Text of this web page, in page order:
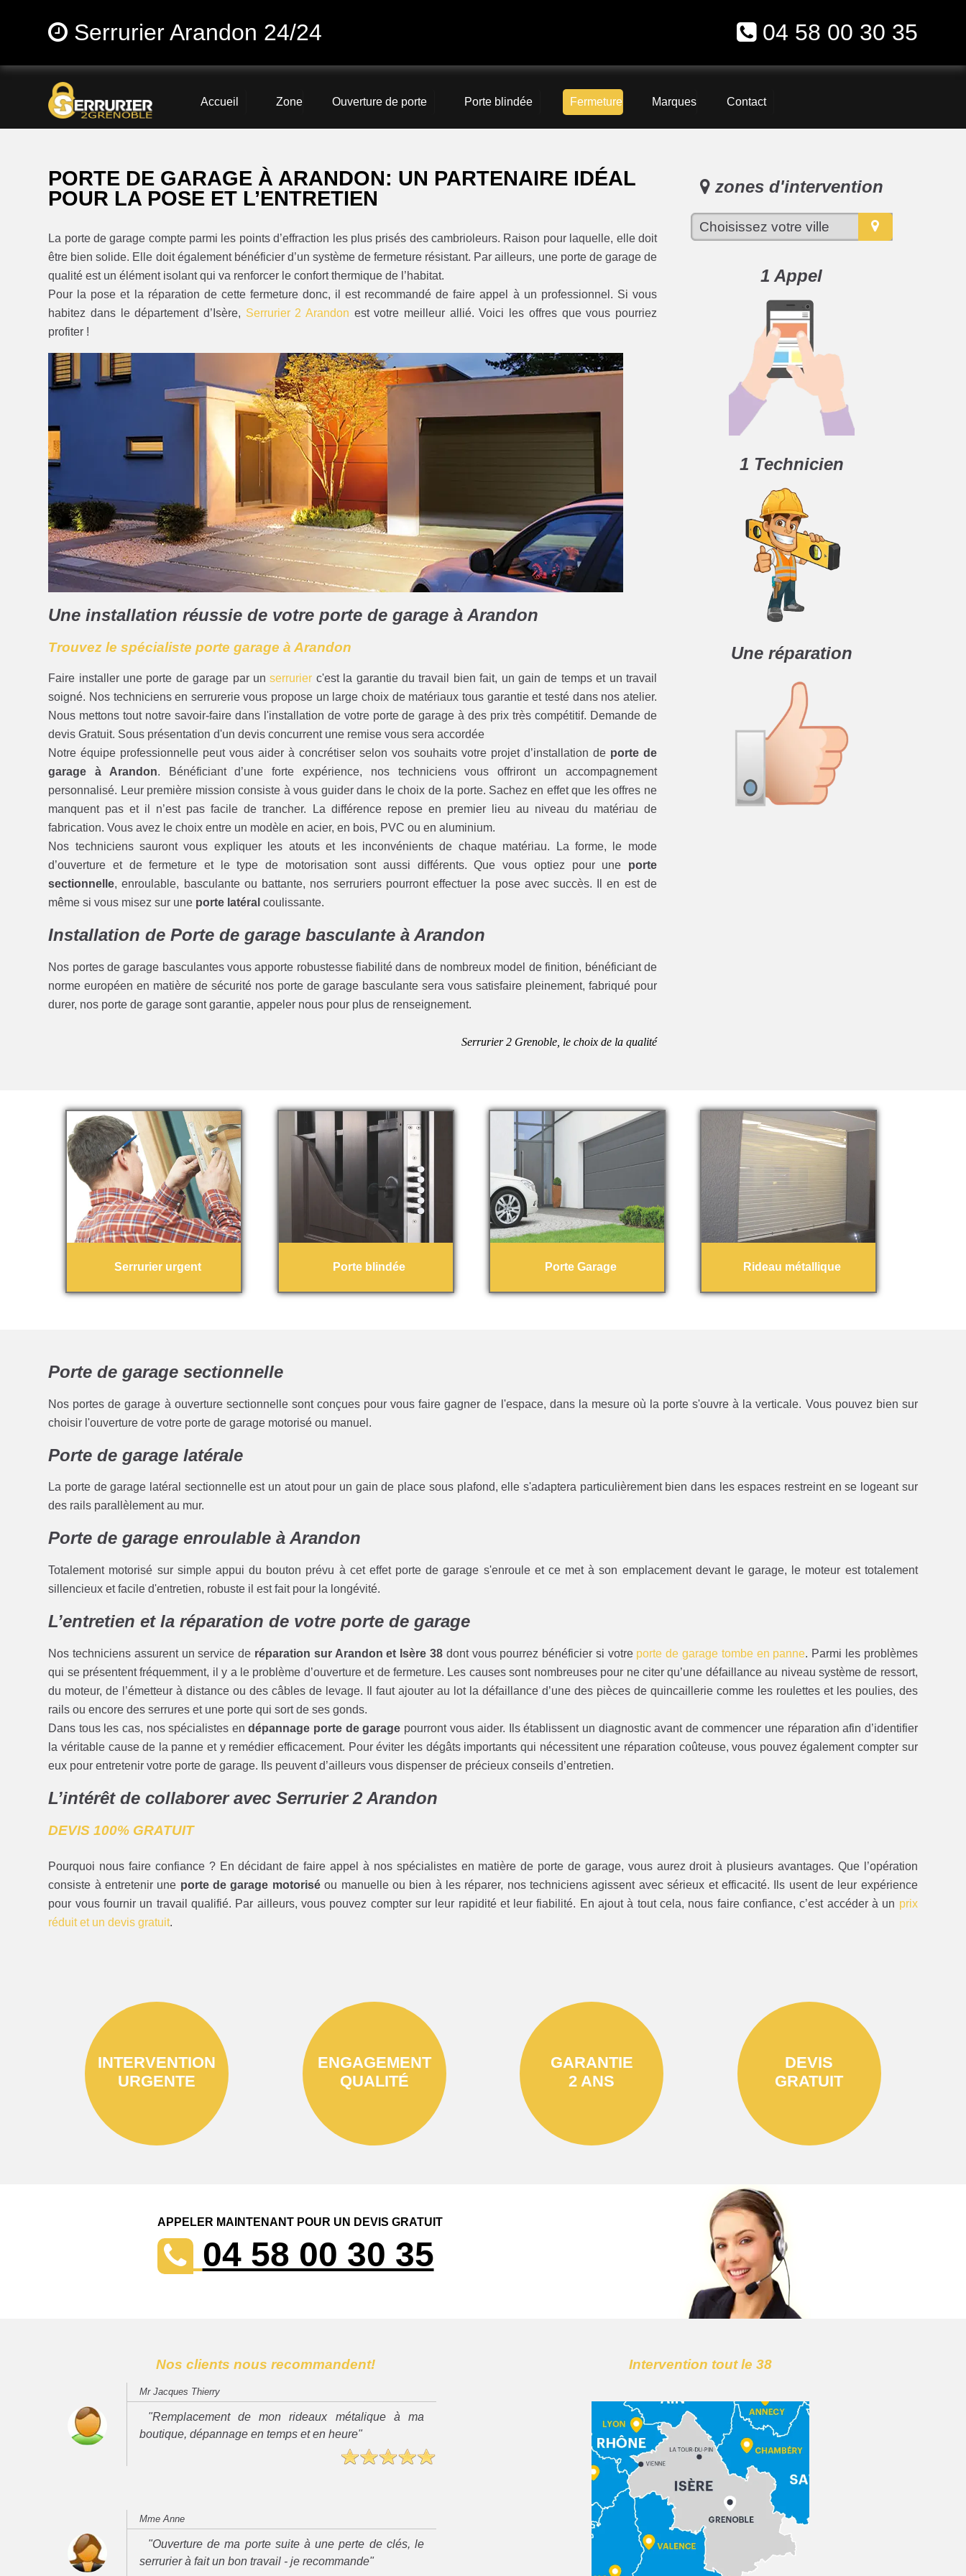
Serrurier Arandon 24/24 04 58 00 30 35
Accueil Zone Ouverture de porte Porte blindée Fermeture Marques Contact
PORTE DE GARAGE À ARANDON: UN PARTENAIRE IDÉAL
POUR LA POSE ET L’ENTRETIEN
La porte de garage compte parmi les points d’effraction les plus prisés des cambrioleurs. Raison pour laquelle, elle doit
être bien solide. Elle doit également bénéficier d’un système de fermeture résistant. Par ailleurs, une porte de garage de
qualité est un élément isolant qui va renforcer le confort thermique de l’habitat.
Pour la pose et la réparation de cette fermeture donc, il est recommandé de faire appel à un professionnel. Si vous
habitez dans le département d’Isère, Serrurier 2 Arandon est votre meilleur allié. Voici les offres que vous pourriez
profiter !
Une installation réussie de votre porte de garage à Arandon
Trouvez le spécialiste porte garage à Arandon
Faire installer une porte de garage par unserrurier c'est la garantie du travail bien fait, un gain de temps et un travail
soigné. Nos techniciens en serrurerie vous propose un large choix de matériaux tous garantie et testé dans nos atelier.
Nous mettons tout notre savoir-faire dans l'installation de votre porte de garage à des prix très compétitif. Demande de
devis Gratuit. Sous présentation d'un devis concurrent une remise vous sera accordée
Notre équipe professionnelle peut vous aider à concrétiser selon vos souhaits votre projet d’installation de porte de
garage à Arandon. Bénéficiant d’une forte expérience, nos techniciens vous offriront un accompagnement
personnalisé. Leur première mission consiste à vous guider dans le choix de la porte. Sachez en effet que les offres ne
manquent pas et il n’est pas facile de trancher. La différence repose en premier lieu au niveau du matériau de
fabrication. Vous avez le choix entre un modèle en acier, en bois, PVC ou en aluminium.
Nos techniciens sauront vous expliquer les atouts et les inconvénients de chaque matériau. La forme, le mode
d’ouverture et de fermeture et le type de motorisation sont aussi différents. Que vous optiez pour une porte
sectionnelle, enroulable, basculante ou battante, nos serruriers pourront effectuer la pose avec succès. Il en est de
même si vous misez sur une porte latéral coulissante.
Installation de Porte de garage basculante à Arandon
Nos portes de garage basculantes vous apporte robustesse fiabilité dans de nombreux model de finition, bénéficiant de
norme européen en matière de sécurité nos porte de garage basculante sera vous satisfaire pleinement, fabriqué pour
durer, nos porte de garage sont garantie, appeler nous pour plus de renseignement.
Serrurier 2 Grenoble, le choix de la qualité
zones d'intervention
1 Appel
1 Technicien
Une réparation
Serrurier urgent Porte blindée Porte Garage Rideau métallique
Porte de garage sectionnelle
Nos portes de garage à ouverture sectionnelle sont conçues pour vous faire gagner de l'espace, dans la mesure où la porte s'ouvre à la verticale. Vous pouvez bien sur
choisir l'ouverture de votre porte de garage motorisé ou manuel.
Porte de garage latérale
La porte de garage latéral sectionnelle est un atout pour un gain de place sous plafond, elle s'adaptera particulièrement bien dans les espaces restreint en se logeant sur
des rails parallèlement au mur.
Porte de garage enroulable à Arandon
Totalement motorisé sur simple appui du bouton prévu à cet effet porte de garage s'enroule et ce met à son emplacement devant le garage, le moteur est totalement
sillencieux et facile d'entretien, robuste il est fait pour la longévité.
L’entretien et la réparation de votre porte de garage
Nos techniciens assurent un service de réparation sur Arandon et Isère 38dont vous pourrez bénéficier si votre porte de garage tombe en panne. Parmi les problèmes
qui se présentent fréquemment, il y a le problème d’ouverture et de fermeture. Les causes sont nombreuses pour ne citer qu’une défaillance au niveau système de ressort,
du moteur, de l’émetteur à distance ou des câbles de levage. Il faut ajouter au lot la défaillance d’une des pièces de quincaillerie comme les roulettes et les poulies, des
rails ou encore des serrures et une porte qui sort de ses gonds.
Dans tous les cas, nos spécialistes endépannage porte de garage pourront vous aider. Ils établissent un diagnostic avant de commencer une réparation afin d’identifier
la véritable cause de la panne et y remédier efficacement. Pour éviter les dégâts importants qui nécessitent une réparation coûteuse, vous pouvez également compter sur
eux pour entretenir votre porte de garage. Ils peuvent d’ailleurs vous dispenser de précieux conseils d’entretien.
L’intérêt de collaborer avec Serrurier 2 Arandon
DEVIS 100% GRATUIT
Pourquoi nous faire confiance ? En décidant de faire appel à nos spécialistes en matière de porte de garage, vous aurez droit à plusieurs avantages. Que l’opération
consiste à entretenir une porte de garage motoriséou manuelle ou bien à les réparer, nos techniciens agissent avec sérieux et efficacité. Ils usent de leur expérience
pour vous fournir un travail qualifié. Par ailleurs, vous pouvez compter sur leur rapidité et leur fiabilité. En ajout à tout cela, nous faire confiance, c’est accéder à un prix
réduit et un devis gratuit.
INTERVENTION
URGENTE
ENGAGEMENT
QUALITÉ
GARANTIE
2 ANS
DEVIS
GRATUIT
APPELER MAINTENANT POUR UN DEVIS GRATUIT
04 58 00 30 35
Nos clients nous recommandent!
Mr Jacques Thierry
"Remplacement de mon rideaux métalique à ma
boutique, dépannage en temps et en heure"
Mme Anne
"Ouverture de ma porte suite à une perte de clés, le
serrurier à fait un bon travail - je recommande"
Intervention tout le 38